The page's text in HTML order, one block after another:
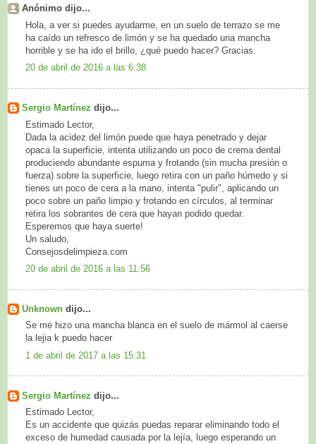
Anónimo dijo...
Hola, a ver si puedes ayudarme, en un suelo de terrazo se me
ha caído un refresco de limón y se ha quedado una mancha
horrible y se ha ido el brillo, ¿qué puedo hacer? Gracias.
20 de abril de 2016 a las 6:38
Sergio Martínez dijo...
Estimado Lector,
Dada la acidez del limón puede que haya penetrado y dejar
opaca la superficie, intenta utilizando un poco de crema dental
produciendo abundante espuma y frotando (sin mucha presión o
fuerza) sobre la superficie, luego retira con un paño húmedo y si
tienes un poco de cera a la mano, intenta "pulir", aplicando un
poco sobre un paño limpio y frotando en círculos, al terminar
retira los sobrantes de cera que hayan podido quedar.
Esperemos que haya suerte!
Un saludo,
Consejosdelimpieza.com
20 de abril de 2016 a las 11:56
Unknown dijo...
Se me hizo una mancha blanca en el suelo de mármol al caerse
la lejia k puedo hacer
1 de abril de 2017 a las 15:31
Sergio Martínez dijo...
Estimado Lector,
Es un accidente que quizás puedas reparar eliminando todo el
exceso de humedad causada por la lejía, luego esperando un